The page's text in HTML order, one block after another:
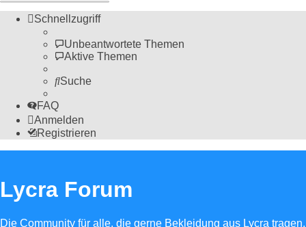
Schnellzugriff
Unbeantwortete Themen
Aktive Themen
Suche
FAQ
Anmelden
Registrieren
Lycra Forum
Die Community für alle, die gerne Bekleidung aus Lycra tragen.